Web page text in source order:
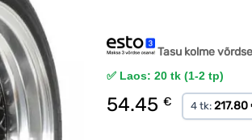
Tasu kolme
✅ Laos: 20 tk (1-2 tp)
54.45 € 4 tk:217.80